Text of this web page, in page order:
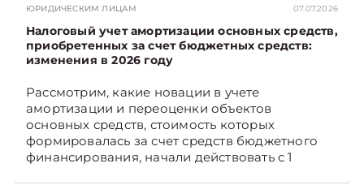
ЮРИДИЧЕСКИМ ЛИЦАМ 07.07.2026
Налоговый учет амортизации основных средств,
приобретенных за счет бюджетных средств:
изменения в 2026 году
Рассмотрим, какие новации в учете
амортизации и переоценки объектов
основных средств, стоимость которых
формировалась за счет средств бюджетного
финансирования, начали действовать с 1